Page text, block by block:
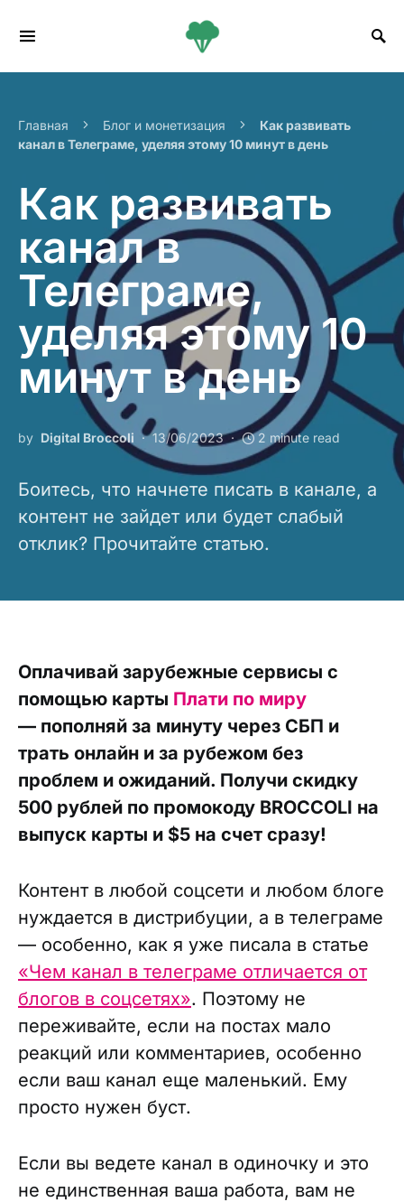
Главная Блог и монетизация
Как развивать
канал в Телеграме, уделяя этому 10 минут в день
Как развивать
канал в
Телеграме,
уделяя этому 10
минут в день
by Digital Broccoli 13/06/2023 2 minute read
Боитесь, что начнете писать в канале, а
контент не зайдет или будет слабый
отклик? Прочитайте статью.
Оплачивай зарубежные сервисы с
помощью карты Плати по миру
— пополняй за минуту через СБП и
трать онлайн и за рубежом без
проблем и ожиданий. Получи скидку
500 рублей по промокоду BROCCOLI на
выпуск карты и $5 на счет сразу!
Контент в любой соцсети и любом блоге
нуждается в дистрибуции, а в телеграме
— особенно, как я уже писала в статье
«Чем канал в телеграме отличается от
блогов в соцсетях». Поэтому не
переживайте, если на постах мало
реакций или комментариев, особенно
если ваш канал еще маленький. Ему
просто нужен буст.
Если вы ведете канал в одиночку и это
не единственная ваша работа, вам не